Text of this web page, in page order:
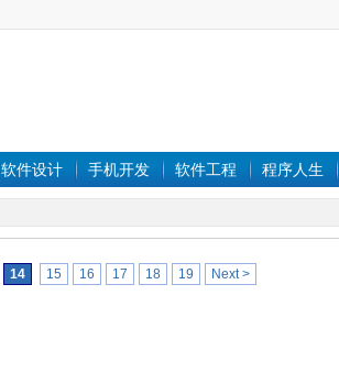
软件设计 手机开发 软件工程 程序人生
14 15 16 17 18 19 Next >